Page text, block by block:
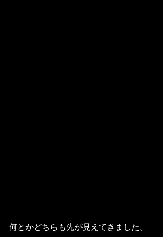
何とかどちらも先が見えてきました。